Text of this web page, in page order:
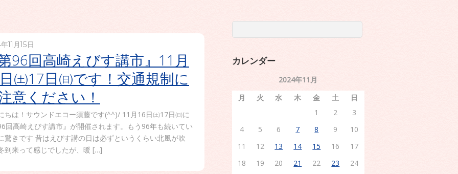
11月15日
96回高崎えびす講市』11月
㈯17日㈰です！交通規制に
意ください！
ちは！サウンドエコー須藤です(^^)/ 11月16日㈯17日㈰に
回高崎えびす講市』が開催されます。もう96年も続いてい
驚きです 昔はえびす講の日は必ずというくらい北風が吹
到来って感じでしたが、暖 […]
カレンダー
2024年11月
月
火 水 木 金 土 日
1 2
3
4
5 6 7 8 9
10
11
12 13 14 15 16
17
18
19 20 21 22 23
24